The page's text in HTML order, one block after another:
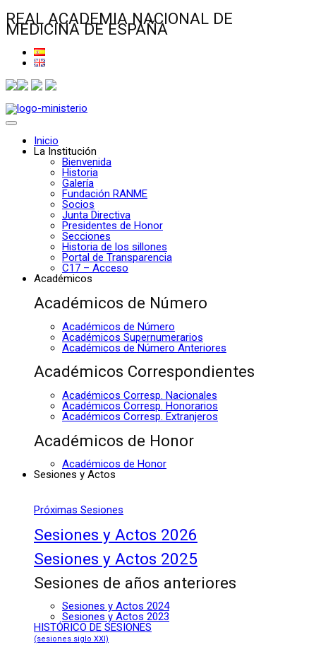
REAL ACADEMIA NACIONAL DE
MEDICINA DE ESPAÑA
Inicio
La Institución
Bienvenida
Historia
Galería
Fundación RANME
Socios
Junta Directiva
Presidentes de Honor
Secciones
Historia de los sillones
Portal de Transparencia
C17 – Acceso
Académicos
Académicos de Número
Académicos de Número
Académicos Supernumerarios
Académicos de Número Anteriores
Académicos Correspondientes
Académicos Corresp. Nacionales
Académicos Corresp. Honorarios
Académicos Corresp. Extranjeros
Académicos de Honor
Académicos de Honor
Sesiones y Actos
Próximas Sesiones
Sesiones y Actos 2026
Sesiones y Actos 2025
Sesiones de años anteriores
Sesiones y Actos 2024
Sesiones y Actos 2023
HISTÓRICO DE SESIONES
(sesiones siglo XXI)